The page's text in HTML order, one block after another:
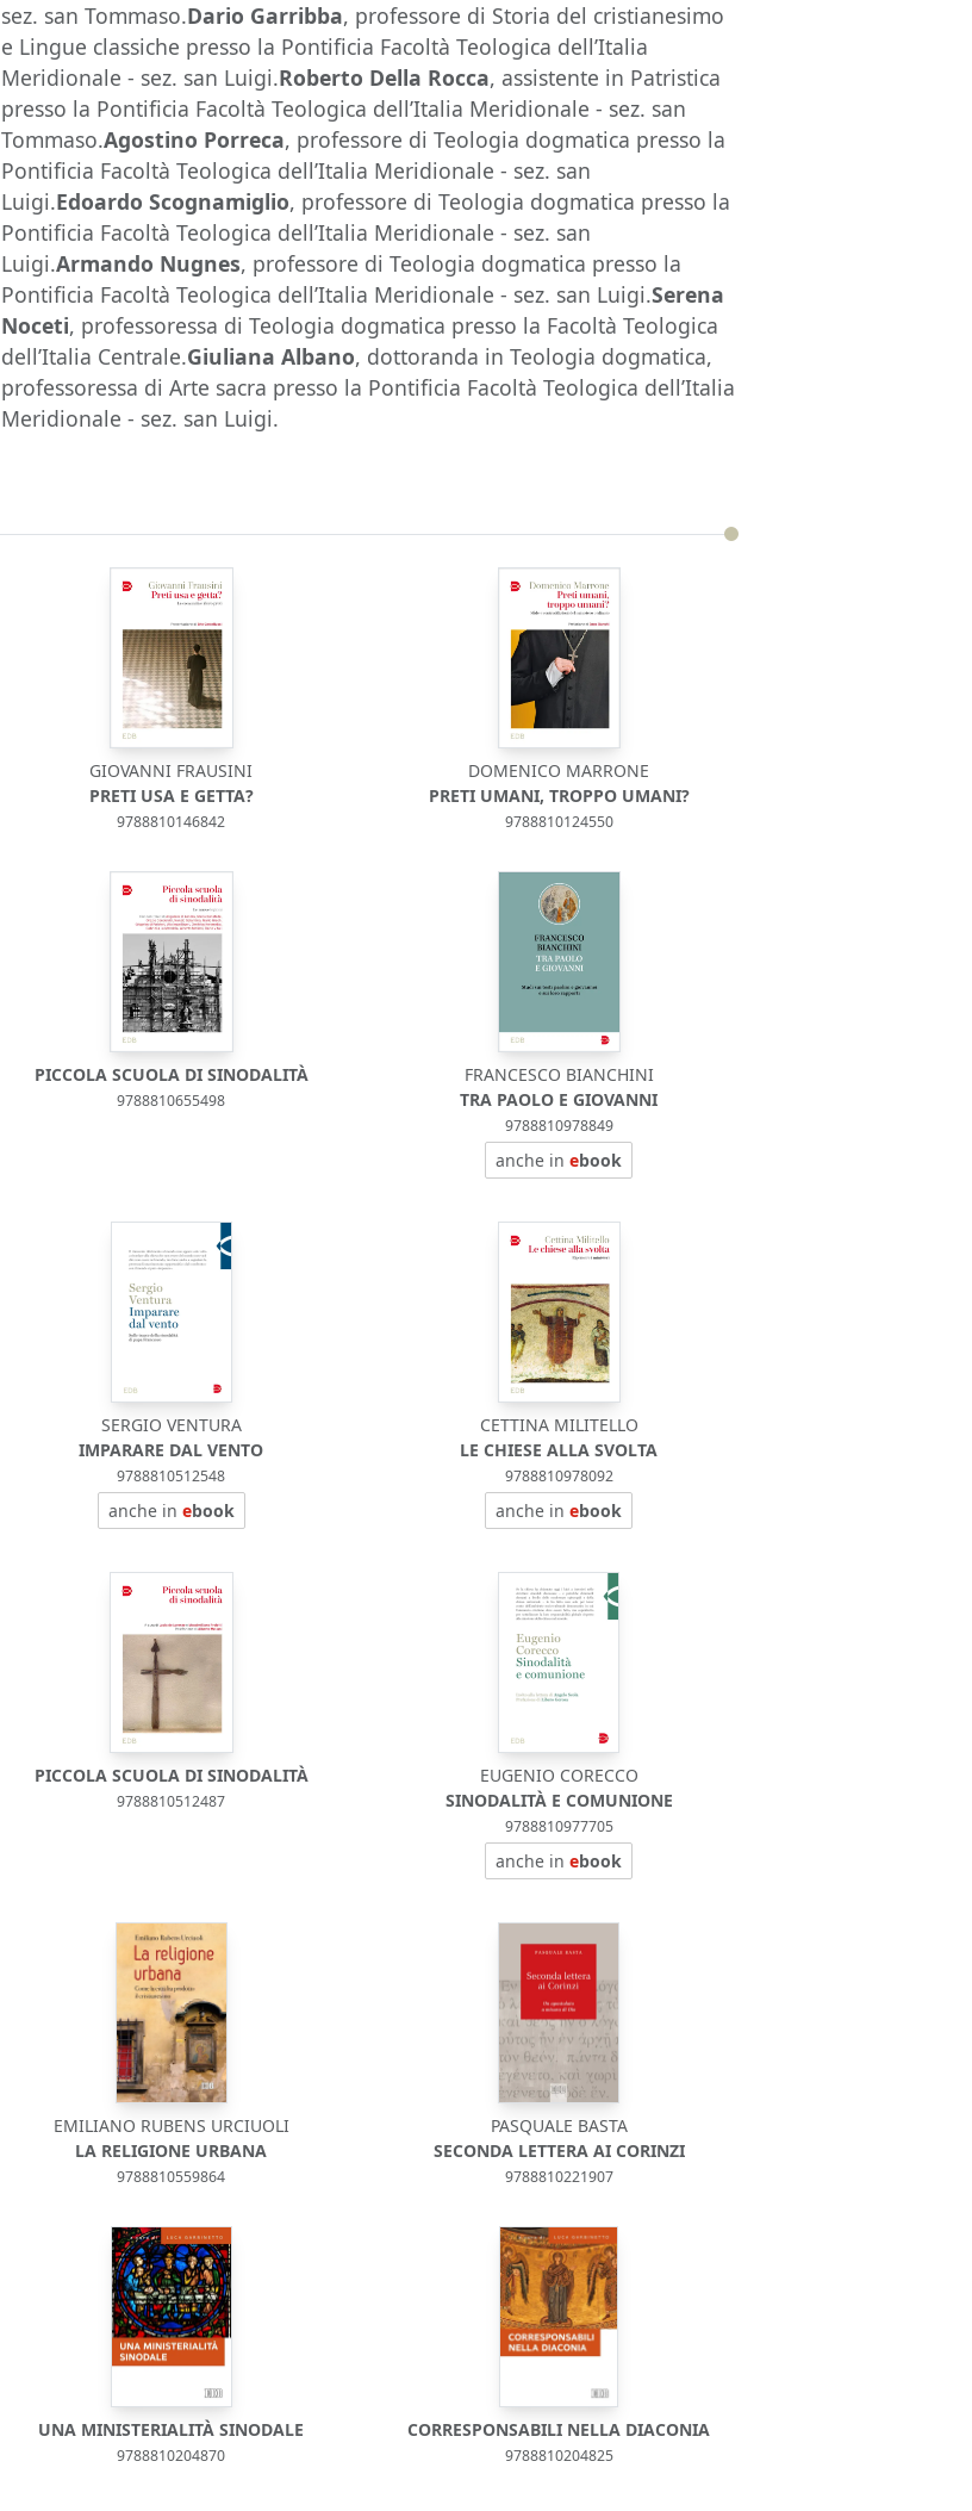
sez. san Tommaso.Dario Garribba, professore di Storia del cristianesimo
e Lingue classiche presso la Pontificia Facoltà Teologica dell’Italia
Meridionale - sez. san Luigi.Roberto Della Rocca, assistente in Patristica
presso la Pontificia Facoltà Teologica dell’Italia Meridionale - sez. san
Tommaso.Agostino Porreca, professore di Teologia dogmatica presso la
Pontificia Facoltà Teologica dell’Italia Meridionale - sez. san
Luigi.Edoardo Scognamiglio, professore di Teologia dogmatica presso la
Pontificia Facoltà Teologica dell’Italia Meridionale - sez. san
Luigi.Armando Nugnes, professore di Teologia dogmatica presso la
Pontificia Facoltà Teologica dell’Italia Meridionale - sez. san Luigi.Serena
Noceti, professoressa di Teologia dogmatica presso la Facoltà Teologica
dell’Italia Centrale.Giuliana Albano, dottoranda in Teologia dogmatica,
professoressa di Arte sacra presso la Pontificia Facoltà Teologica dell’Italia
Meridionale - sez. san Luigi.
GIOVANNI FRAUSINI
PRETI USA E GETTA?
9788810146842
DOMENICO MARRONE
PRETI UMANI, TROPPO UMANI?
9788810124550
PICCOLA SCUOLA DI SINODALITÀ
9788810655498
FRANCESCO BIANCHINI
TRA PAOLO E GIOVANNI
9788810978849
anche inebook
SERGIO VENTURA
IMPARARE DAL VENTO
9788810512548
anche in ebook
CETTINA MILITELLO
LE CHIESE ALLA SVOLTA
9788810978092
anche inebook
PICCOLA SCUOLA DI SINODALITÀ
9788810512487
EUGENIO CORECCO
SINODALITÀ E COMUNIONE
9788810977705
anche inebook
EMILIANO RUBENS URCIUOLI
LA RELIGIONE URBANA
9788810559864
PASQUALE BASTA
SECONDA LETTERA AI CORINZI
9788810221907
UNA MINISTERIALITÀ SINODALE
9788810204870
CORRESPONSABILI NELLA DIACONIA
9788810204825